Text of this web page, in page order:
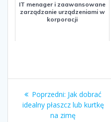
IT menager i zaawansowane
zarządzanie urządzeniami w
korporacji
Nawigacja
wpisu
Poprzedni: Poprzedni
wpis:
Jak dobrać
idealny płaszcz lub kurtkę
na zimę